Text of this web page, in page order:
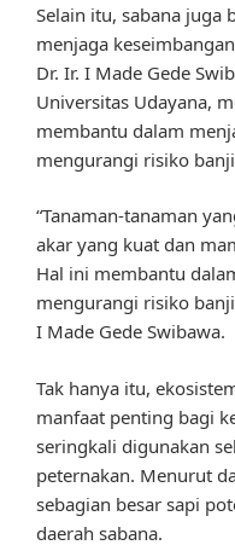
Selain itu, sabana juga
menjaga
Dr. Ir. I Made Gede
Universitas Udayana,
membantu dalam
mengurangi risiko
“Tanaman-tanaman
akar yang kuat dan
Hal ini membantu
mengurangi risiko
I Made Gede Swibawa.
Tak hanya itu,
manfaat penting bagi
seringkali digunakan
peternakan. Menurut
sebagian besar sapi
daerah sabana.